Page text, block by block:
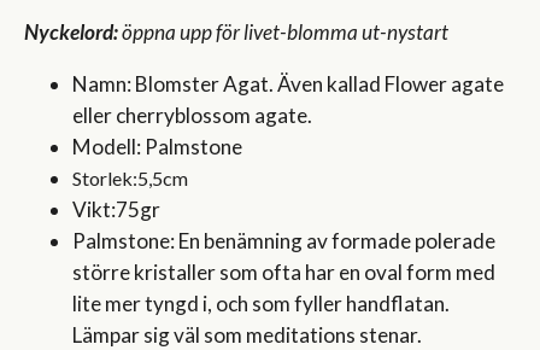
Nyckelord:öppna upp för livet-blomma ut-nystart
Namn: Blomster Agat. Även kallad Flower agate
eller cherryblossom agate.
Modell: Palmstone
Storlek:5,5cm
Vikt:75gr
Palmstone: En benämning av formade polerade
större kristaller som ofta har en oval form med
lite mer tyngd i, och som fyller handflatan.
Lämpar sig väl som meditations stenar.